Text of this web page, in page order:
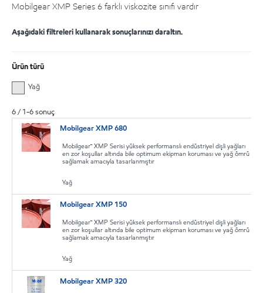
Mobilgear XMP Series 6 farklı viskozite sınıfı vardır
Aşağıdaki filtreleri kullanarak sonuçlarınızı daraltın.
Ürün türü
Yağ
6/ 1-6sonuç
Mobilgear XMP 680
Mobilgear™ XMP Serisi yüksek performanslı endüstriyel dişli yağları
en zor koşullar altında bile optimum ekipman koruması ve yağ ömrü
sağlamak amacıyla tasarlanmıştır
Yağ
Mobilgear XMP 150
Mobilgear™ XMP Serisi yüksek performanslı endüstriyel dişli yağları
en zor koşullar altında bile optimum ekipman koruması ve yağ ömrü
sağlamak amacıyla tasarlanmıştır
Yağ
Mobilgear XMP 320